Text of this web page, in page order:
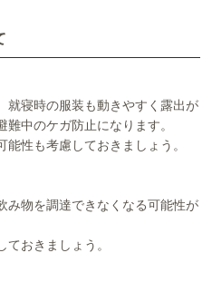
就寝時の服装も動きやすく露出が
中のケガ防止になります。
性も考慮しておきましょう。
み物を調達できなくなる可能性が
ておきましょう。